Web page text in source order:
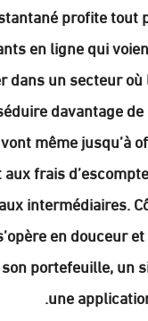
profite
en ligne qui
dans un secteur
davantage
même jusqu’à
frais
intermédiaires.
en douceur
portefeuille, un
une